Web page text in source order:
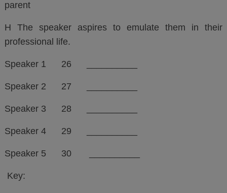
parent
H The speaker aspires to emulate them in their
professional life.
Speaker 1 26 __________
Speaker 2 27 __________
Speaker 3 28 __________
Speaker 4 29 __________
Speaker 5 30 __________
Key: